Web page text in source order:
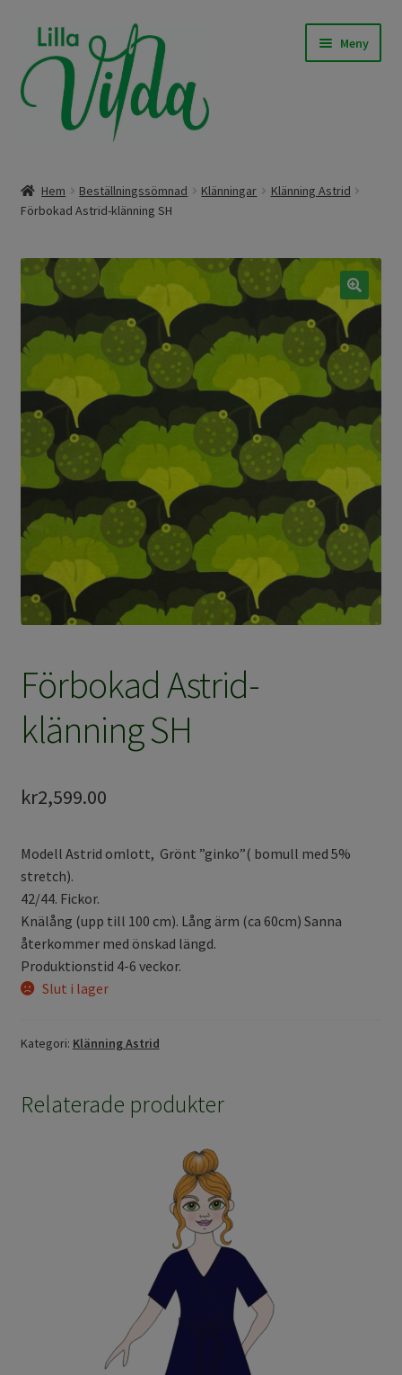
Hoppa
navigering
Hoppa
innehåll
Meny
Beställningssömnad
Färdigt att skicka
Om Lilla Vilda
Övrigt / Info
Hem Beställningssömnad Klänningar
Klänning Astrid
Förbokad Astrid-klänning SH
🔍
Förbokad Astrid-
klänning SH
kr2,599.00
Modell Astrid omlott, Grönt ”ginko”( bomull med 5%
stretch).
42/44. Fickor.
Knälång (upp till 100 cm). Lång ärm (ca 60cm) Sanna
återkommer med önskad längd.
Produktionstid 4-6 veckor.
Slut i lager
Kategori: Klänning Astrid
Relaterade produkter